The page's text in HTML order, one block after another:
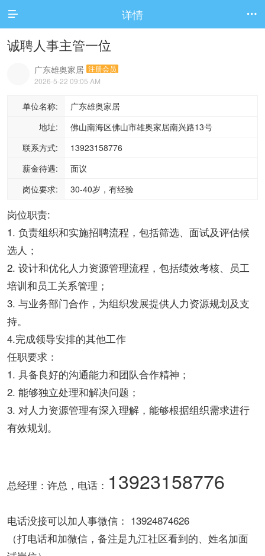
 详情 
诚聘人事主管一位
广东雄奥家居 注册会员
2026-5-22 09:05 AM
单位名称:
广东雄奥家居
地址:
佛山南海区佛山市雄奥家居南兴路13号
联系方式:
13923158776
薪金待遇:
面议
岗位要求:
30-40岁，有经验
岗位职责:
1. 负责组织和实施招聘流程，包括筛选、面试及评估候
选人；
2. 设计和优化人力资源管理流程，包括绩效考核、员工
培训和员工关系管理；
3. 与业务部门合作，为组织发展提供人力资源规划及支
持。
4.完成领导安排的其他工作
任职要求：
1. 具备良好的沟通能力和团队合作精神；
2. 能够独立处理和解决问题；
3. 对人力资源管理有深入理解，能够根据组织需求进行
有效规划。
总经理：许总，电话： 13923158776
电话没接可以加人事微信： 13924874626
（打电话和加微信，备注是九江社区看到的、姓名加面